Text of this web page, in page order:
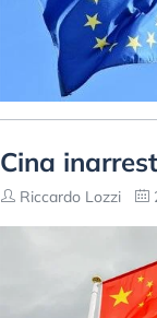
Cina
Riccardo Lozzi